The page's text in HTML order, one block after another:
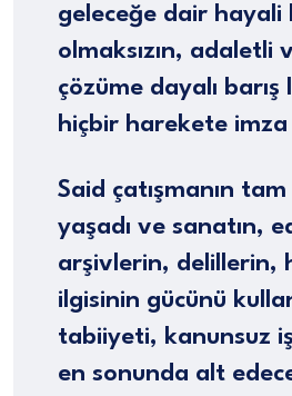
geleceğe dair hayali
olmaksızın, adaletli
çözüme dayalı barış
hiçbir harekete imza
Said çatışmanın
yaşadı ve sanatın,
arşivlerin, delillerin,
ilgisinin gücünü
tabiiyeti, kanunsuz
en sonunda alt